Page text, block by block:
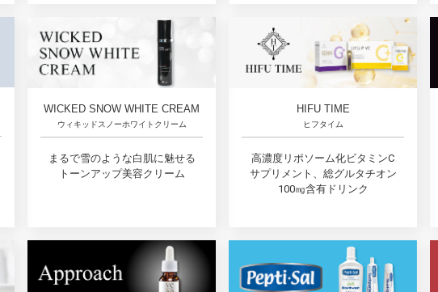
WICKED SNOW WHITE CREAM
ウィキッドスノーホワイトクリーム
まるで雪のような白肌に魅せる
トーンアップ美容クリーム
HIFU TIME
ヒフタイム
高濃度リポソーム化ビタミンC
サプリメント、総グルタチオン
100㎎含有ドリンク